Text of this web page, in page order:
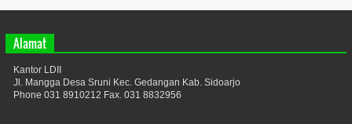
Alamat
Kantor LDII
Jl. Mangga Desa Sruni Kec. Gedangan Kab. Sidoarjo
Phone 031 8910212 Fax. 031 8832956